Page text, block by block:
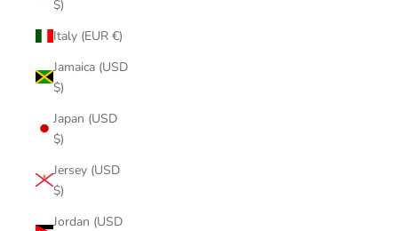
$)
Italy (EUR €)
Jamaica (USD
$)
Japan (USD
$)
Jersey (USD
$)
Jordan (USD